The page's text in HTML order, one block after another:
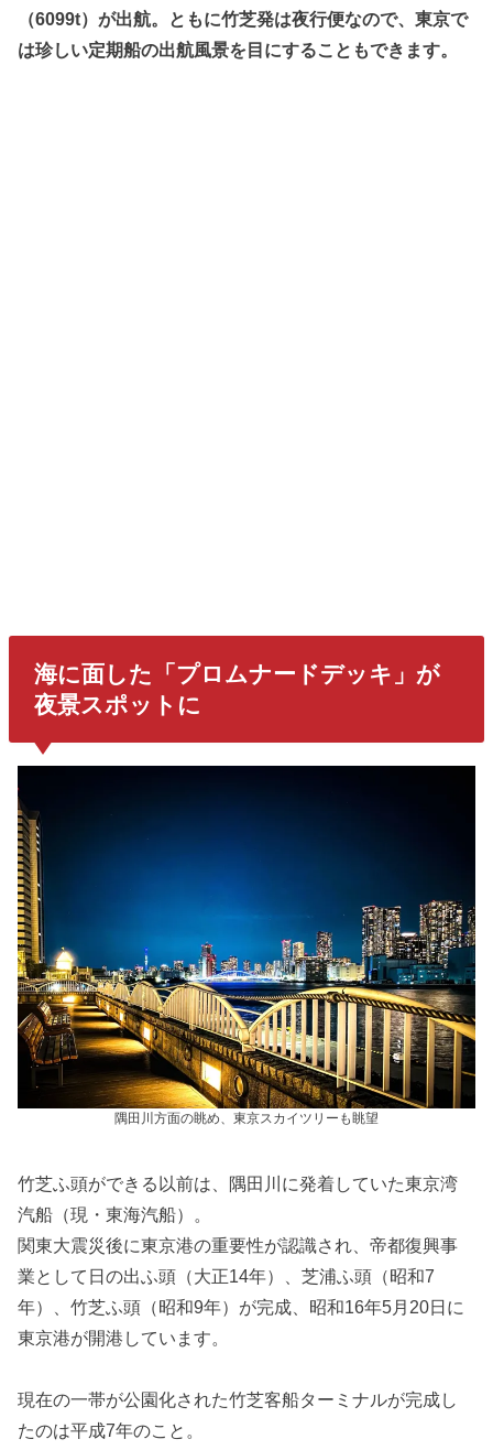
（6099t）が出航。ともに竹芝発は夜行便なので、東京で
は珍しい定期船の出航風景を目にすることもできます。
海に面した「プロムナードデッキ」が
夜景スポットに
隅田川方面の眺め、東京スカイツリーも眺望
竹芝ふ頭ができる以前は、隅田川に発着していた東京湾
汽船（現・東海汽船）。
関東大震災後に東京港の重要性が認識され、帝都復興事
業として日の出ふ頭（大正14年）、芝浦ふ頭（昭和7
年）、竹芝ふ頭（昭和9年）が完成、昭和16年5月20日に
東京港が開港しています。
現在の一帯が公園化された竹芝客船ターミナルが完成し
たのは平成7年のこと。